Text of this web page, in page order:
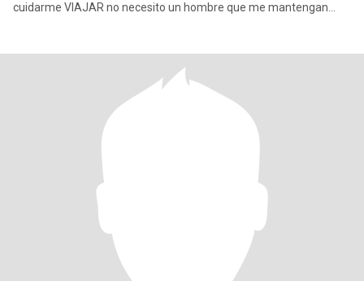
cuidarme VIAJAR no necesito un hombre que me mantengan